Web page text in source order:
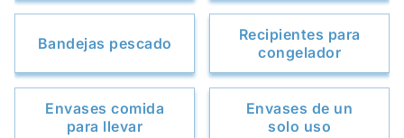
Bandejas pescado
Recipientes para
congelador
Envases comida
para llevar
Envases de un
solo uso